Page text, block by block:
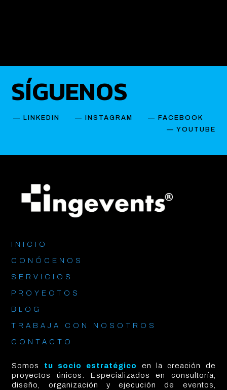
SÍGUENOS
— LINKEDIN — INSTAGRAM —
FACEBOOK
— YOUTUBE
INICIO
CONÓCENOS
SERVICIOS
PROYECTOS
BLOG
TRABAJA CON NOSOTROS
CONTACTO
Somos tu socio estratégico
en la creación de
proyectos únicos. Especializados en consultoría,
diseño, organización y ejecución de eventos,